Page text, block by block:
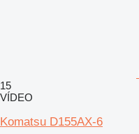
15
VÍDEO
Komatsu D155AX-6